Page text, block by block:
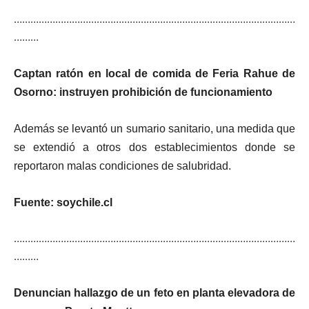
…………………………………………………………………………………………
………
Captan ratón en local de comida de Feria Rahue de
Osorno: instruyen prohibición de funcionamiento
Además se levantó un sumario sanitario, una medida que
se extendió a otros dos establecimientos donde se
reportaron malas condiciones de salubridad.
Fuente: soychile.cl
…………………………………………………………………………………………
………
Denuncian hallazgo de un feto en planta elevadora de